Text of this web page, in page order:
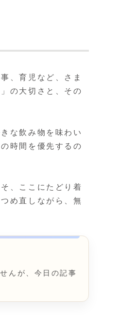
、育児など、さま
の大切さと、その
な飲み物を味わい
時間を優先するの
、ここにたどり着
め直しながら、無
んが、今日の記事